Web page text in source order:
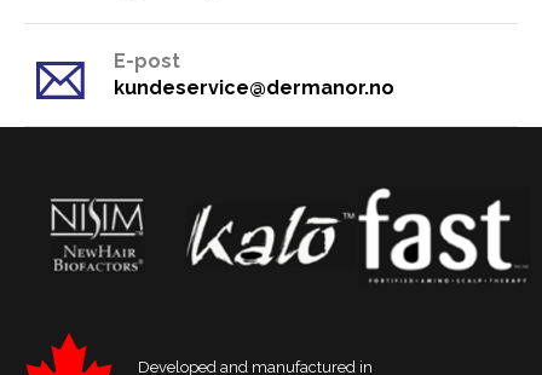
E-post
kundeservice@dermanor.no
Developed and manufactured in